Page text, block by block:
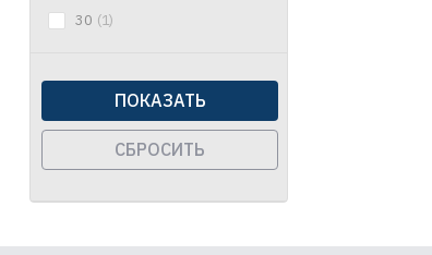
30 (1)
ПОКАЗАТЬ
СБРОСИТЬ